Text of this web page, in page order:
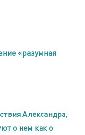
«разумная
Александра,
о нем как о